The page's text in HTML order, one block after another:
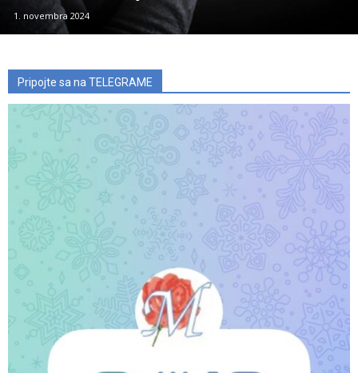
1. novembra 2024
Pripojte sa na TELEGRAME